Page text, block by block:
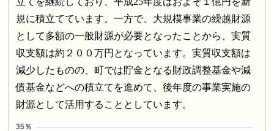
規に積立てています。一方で、大規模事業の繰越財源
として多額の一般財源が必要となったことから、実質
収支額は約２００万円となっています。実質収支額は
減少したものの、町では貯金となる財政調整基金や減
債基金などへの積立てを進めて、後年度の事業実施の
財源として活用することとしています。